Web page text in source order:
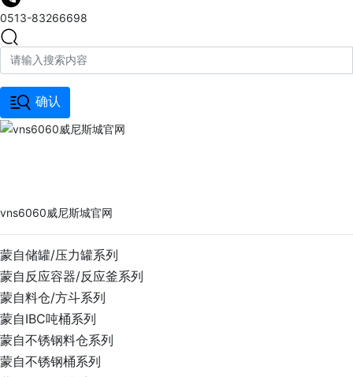
0513-83266698
确认
vns6060威尼斯城官网
蒙自储罐/压力罐系列
蒙自反应容器/反应釜系列
蒙自料仓/方斗系列
蒙自IBC吨桶系列
蒙自不锈钢料仓系列
蒙自不锈钢桶系列